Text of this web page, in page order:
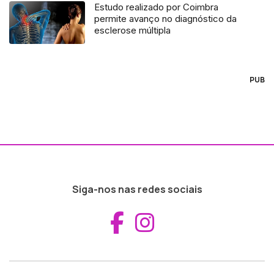
Estudo realizado por Coimbra
permite avanço no diagnóstico da
esclerose múltipla
PUB
Siga-nos nas redes sociais
Aceder ao